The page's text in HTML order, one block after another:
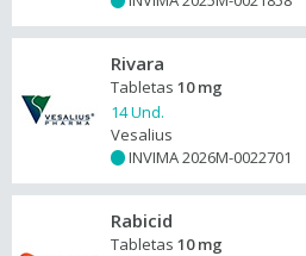
Rivara
Tabletas 10 mg
14 Und.
Vesalius
INVIMA 2026M-0022701
Rabicid
Tabletas 10 mg